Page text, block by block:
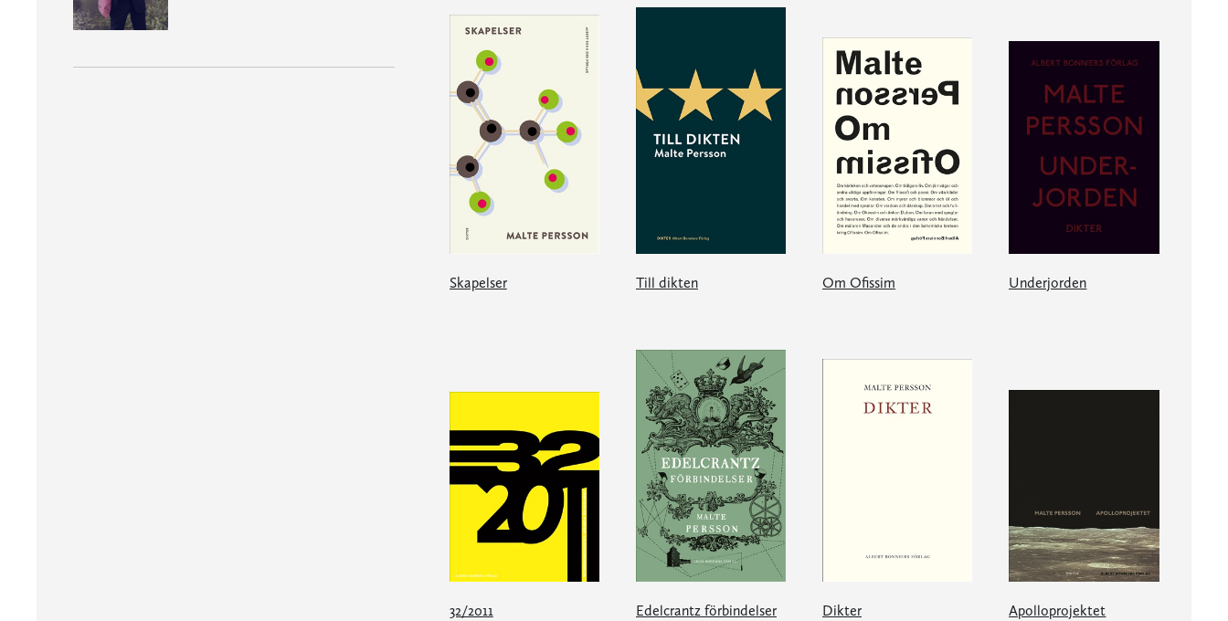
Skapelser Till dikten Om Ofissim Underjorden
32/2011 Edelcrantz förbindelser Dikter Apolloprojektet